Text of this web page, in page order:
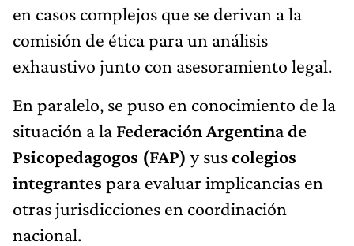
en casos complejos que se derivan a la
comisión de ética para un análisis
exhaustivo junto con asesoramiento legal.
En paralelo, se puso en conocimiento de la
situación a la Federación Argentina de
Psicopedagogos (FAP) y suscolegios
integrantes para evaluar implicancias en
otras jurisdicciones en coordinación
nacional.